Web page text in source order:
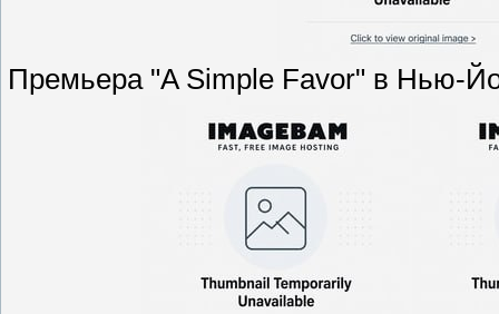
Премьера "A Simple Favor" в Нью-